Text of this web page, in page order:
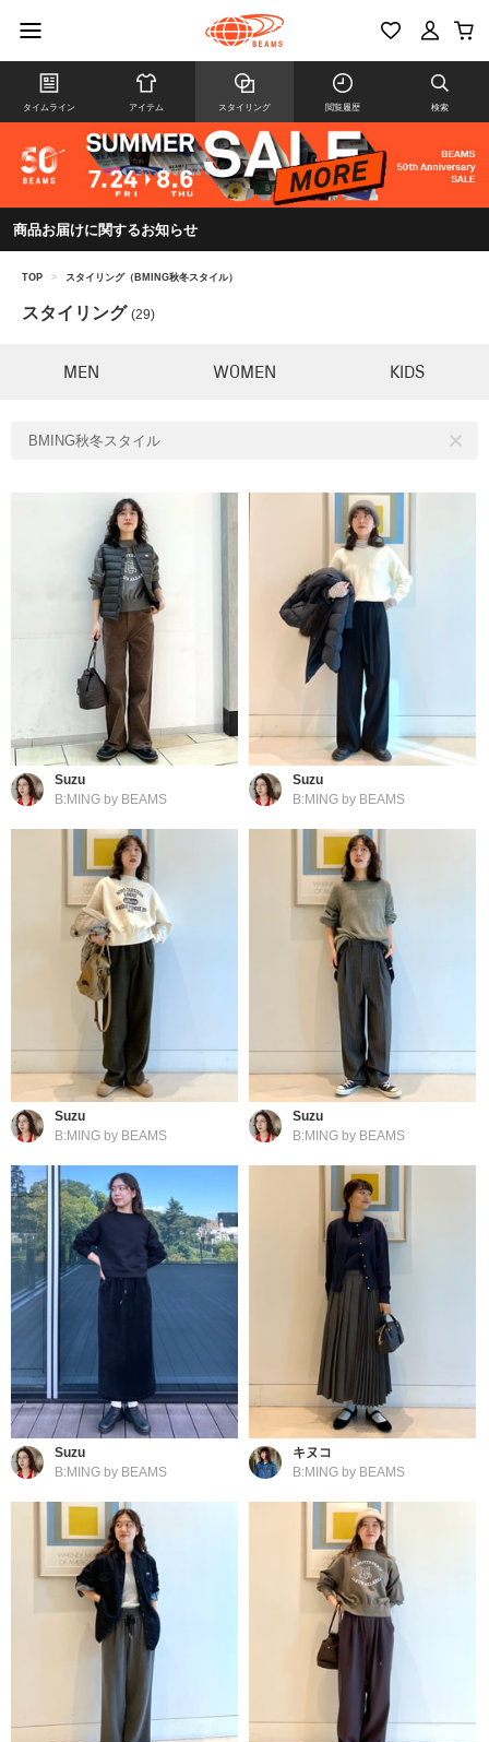
タイムライン アイテム スタイリング 閲覧履歴 検索
商品お届けに関するお知らせ
TOP > スタイリング（BMING秋冬スタイル）
スタイリング (29)
MEN WOMEN KIDS
BMING秋冬スタイル
Suzu
B:MING by BEAMS
Suzu
B:MING by BEAMS
Suzu
B:MING by BEAMS
Suzu
B:MING by BEAMS
Suzu
B:MING by BEAMS
キヌコ
B:MING by BEAMS